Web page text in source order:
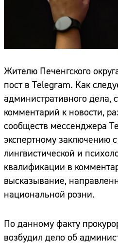
Жителю Печенгского
пост в Тelegram. Как
административного дела,
комментарий к новости,
сообществ мессенджера
экспертному заключению
лингвистической и
квалификации в
высказывание,
национальной розни.
По данному факту
возбудил дело об